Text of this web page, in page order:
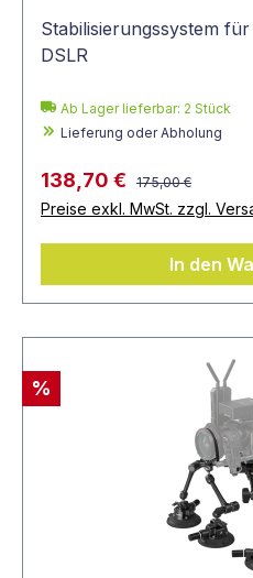
Stabilisierungssystem
DSLR
Ab Lager lieferbar: 2 Stück
Lieferung oder Abholung
138,70 € 175,00 €
Preise exkl. MwSt. zzgl.
In den
%